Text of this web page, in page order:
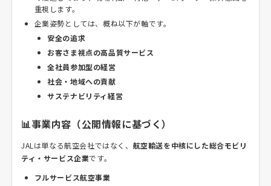
重視します。
企業姿勢としては、概ね以下が軸です。
安全の追求
お客さま視点の高品質サービス
全社員参加型の経営
社会・地域への貢献
サステナビリティ経営
📊事業内容（公開情報に基づく）
JALは単なる航空会社ではなく、 航空輸送を中核にした総合モビリ
ティ・サービス企業です。
フルサービス航空事業